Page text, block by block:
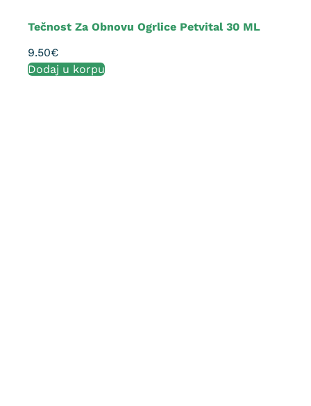
Tečnost Za Obnovu Ogrlice Petvital 30 ML
9.50€
Dodaj u korpu